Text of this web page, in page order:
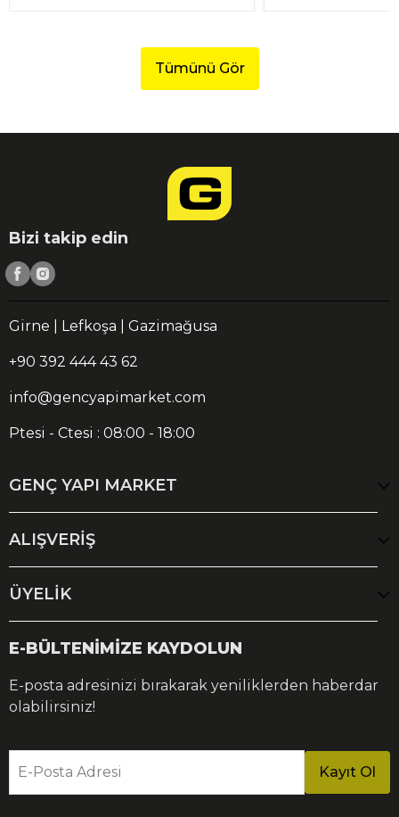
Tümünü Gör
Bizi takip edin
Girne | Lefkoşa | Gazimağusa
+90 392 444 43 62
info@gencyapimarket.com
Ptesi - Ctesi : 08:00 - 18:00
GENÇ YAPI MARKET
ALIŞVERİŞ
ÜYELİK
E-BÜLTENİMİZE KAYDOLUN
E-posta adresinizi bırakarak yeniliklerden haberdar
olabilirsiniz!
E-Posta Adresi Kayıt Ol